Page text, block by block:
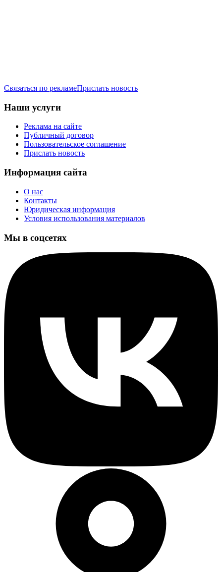
Связаться по рекламеПрислать новость
Наши услуги
Реклама на сайте
Публичный договор
Пользовательское соглашение
Прислать новость
Информация сайта
О нас
Контакты
Юридическая информация
Условия использования материалов
Мы в соцсетях